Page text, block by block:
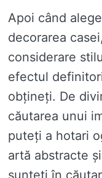
Apoi când
decorarea
considerare
efectul
obțineți. De
căutarea unui
puteți a hotari
artă abstracte
sunteți în